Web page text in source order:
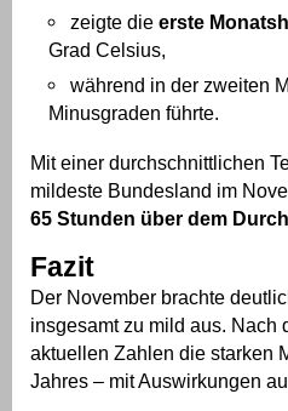
zeigte die erste
Grad Celsius,
während in der zweiten
Minusgraden führte.
Mit einer durchschnittlichen
mildeste Bundesland im
65 Stunden über dem
Fazit
Der November brachte
insgesamt zu mild aus. Nach
aktuellen Zahlen die starken
Jahres – mit Auswirkungen